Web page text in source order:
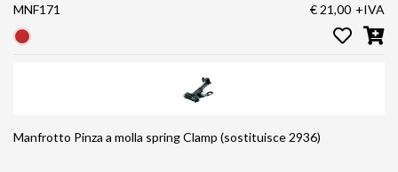
MNF171 € 21,00 +IVA
Manfrotto Pinza a molla spring Clamp (sostituisce 2936)